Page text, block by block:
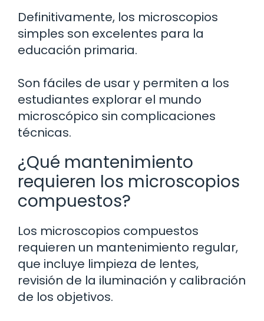
Definitivamente, los microscopios
simples son excelentes para la
educación primaria.
Son fáciles de usar y permiten a los
estudiantes explorar el mundo
microscópico sin complicaciones
técnicas.
¿Qué mantenimiento
requieren los microscopios
compuestos?
Los microscopios compuestos
requieren un mantenimiento regular,
que incluye limpieza de lentes,
revisión de la iluminación y calibración
de los objetivos.